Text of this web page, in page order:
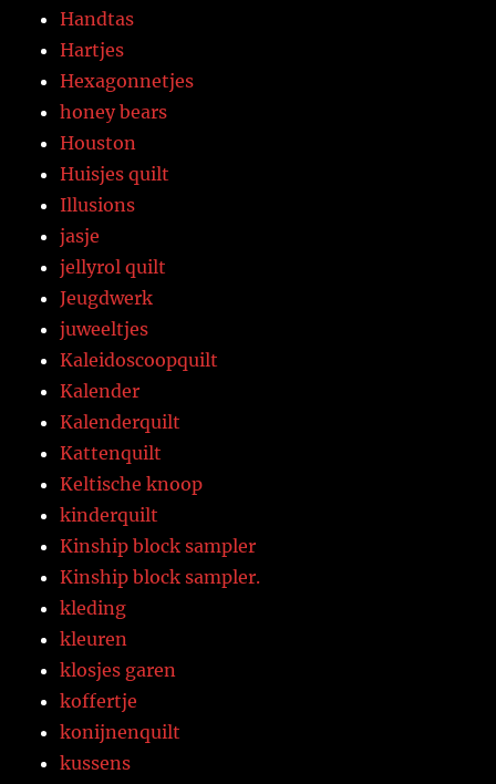
Handtas
Hartjes
Hexagonnetjes
honey bears
Houston
Huisjes quilt
Illusions
jasje
jellyrol quilt
Jeugdwerk
juweeltjes
Kaleidoscoopquilt
Kalender
Kalenderquilt
Kattenquilt
Keltische knoop
kinderquilt
Kinship block sampler
Kinship block sampler.
kleding
kleuren
klosjes garen
koffertje
konijnenquilt
kussens